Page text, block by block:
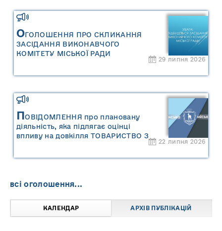
управління відходами Сарненської
міської територіальної громади»
ОГОЛОШЕННЯ ПРО СКЛИКАННЯ
ЗАСІДАННЯ ВИКОНАВЧОГО
КОМІТЕТУ МІСЬКОЇ РАДИ
29 липня 2026
ПОВІДОМЛЕННЯ про плановану
діяльність, яка підлягає оцінці
впливу на довкілля ТОВАРИСТВО З
22 липня 2026
всі оголошення...
КАЛЕНДАР АРХІВ ПУБЛІКАЦІЙ